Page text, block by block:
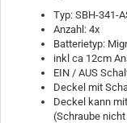
Typ: SBH-341-
Anzahl: 4x
Batterietyp:
inkl ca 12cm
EIN / AUS
Deckel mit
Deckel kann
(Schraube